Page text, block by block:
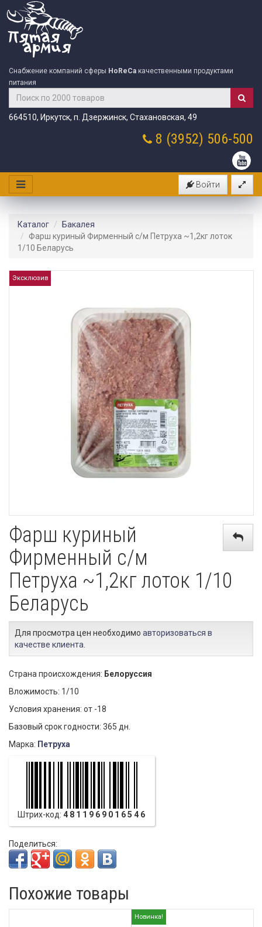
Снабжение компаний сферы HoReCa качественными продуктами
питания
664510, Иркутск, п. Дзержинск, Стахановская, 49
8 (3952) 506-500
Войти
Каталог
Бакалея
Фарш куриный Фирменный с/м Петруха ~1,2кг лоток
1/10 Беларусь
Эксклюзив
Фарш куриный
Фирменный с/м
Петруха ~1,2кг лоток 1/10
Беларусь
Для просмотра цен необходимо авторизоваться в
качестве клиента
Страна происхождения: Белоруссия
Вложимость: 1/10
Условия хранения: от -18
Базовый срок годности: 365 дн.
Марка: Петруха
Штрих-код: 4811969016546
Поделиться:
Похожие товары
Новинка!